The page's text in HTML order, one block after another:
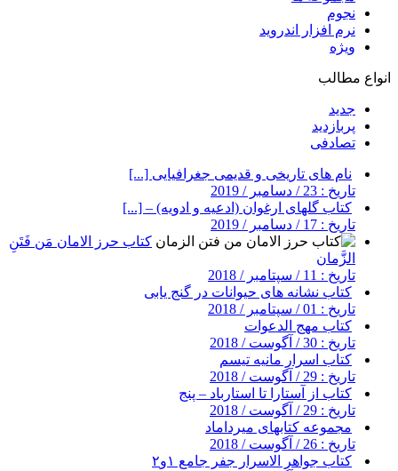
نجوم
نرم افزار اندروید
ویژه
انواع مطالب
جدید
پربازدید
تصادفی
نام های تاریخی و قدیمی جغرافیایی [...]
تاریخ : 23 / دسامبر / 2019
کتاب گلهای ارغوان (ادعیه و ادویه) – [...]
تاریخ : 17 / دسامبر / 2019
کتاب حرز الامان مَن فَتَنِ
الزَّمان
تاریخ : 11 / سپتامبر / 2018
کتاب نشانه های حیوانات در گنج یابی
تاریخ : 01 / سپتامبر / 2018
کتاب مهج الدعوات
تاریخ : 30 / آگوست / 2018
کتاب اسرار مانیه تیسم
تاریخ : 29 / آگوست / 2018
کتاب از آستارا تا استارباد – پنج
تاریخ : 29 / آگوست / 2018
مجموعه کتابهای میرداماد
تاریخ : 26 / آگوست / 2018
کتاب جواهر الاسرار جفر جامع ۱و۲